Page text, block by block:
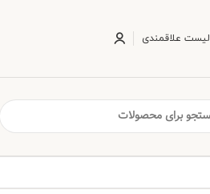
لیست علاقمندی